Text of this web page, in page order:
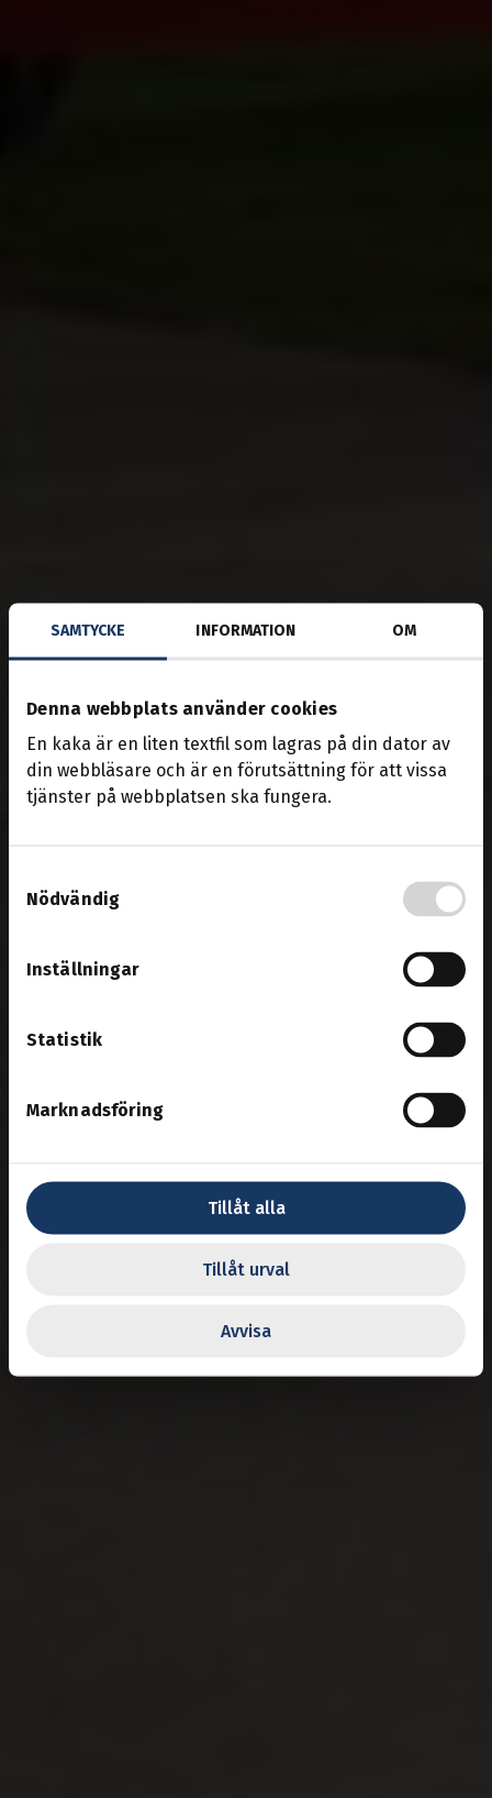
SAMTYCKE INFORMATION OM
Denna webbplats använder cookies
En kaka är en liten textfil som lagras på din dator av
din webbläsare och är en förutsättning för att vissa
tjänster på webbplatsen ska fungera.
Nödvändig
Inställningar
Statistik
Marknadsföring
Tillåt alla
Tillåt urval
Avvisa